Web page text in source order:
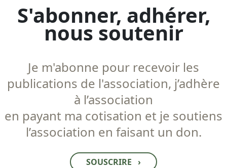
S'abonner, adhérer,
nous soutenir
Je m'abonne pour recevoir les
publications de l'association, j’adhère
à l’association
en payant ma cotisation et je soutiens
l’association en faisant un don.
SOUSCRIRE ›